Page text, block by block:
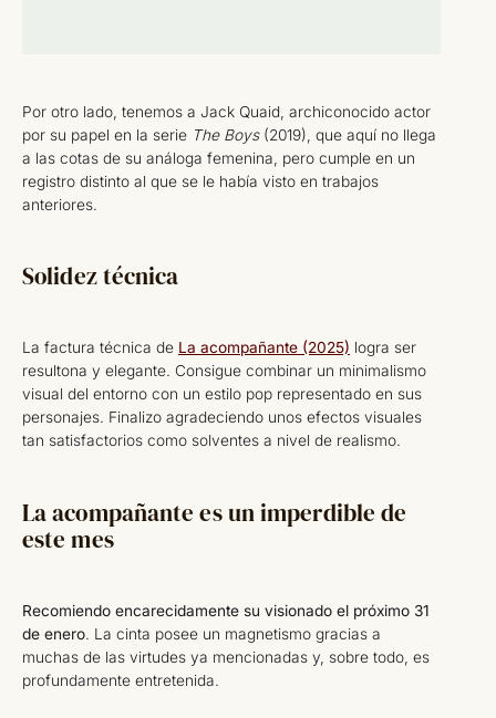
Por otro lado, tenemos a Jack Quaid, archiconocido actor
por su papel en la serie The Boys(2019), que aquí no llega
a las cotas de su análoga femenina, pero cumple en un
registro distinto al que se le había visto en trabajos
anteriores.
Solidez técnica
La factura técnica de La acompañante (2025) logra ser
resultona y elegante. Consigue combinar un minimalismo
visual del entorno con un estilo pop representado en sus
personajes. Finalizo agradeciendo unos efectos visuales
tan satisfactorios como solventes a nivel de realismo.
La acompañante es un imperdible de
este mes
Recomiendo encarecidamente su visionado el próximo 31
de enero. La cinta posee un magnetismo gracias a
muchas de las virtudes ya mencionadas y, sobre todo, es
profundamente entretenida.